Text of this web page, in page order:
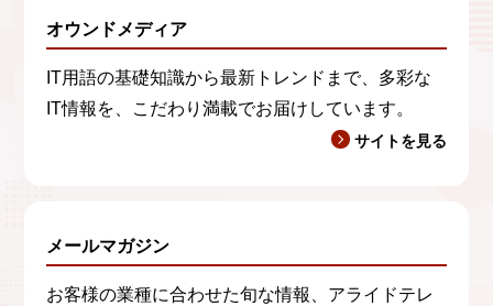
オウンドメディア
IT用語の基礎知識から最新トレンドまで、多彩な
IT情報を、こだわり満載でお届けしています。
サイトを見る
メールマガジン
お客様の業種に合わせた旬な情報、アライドテレ